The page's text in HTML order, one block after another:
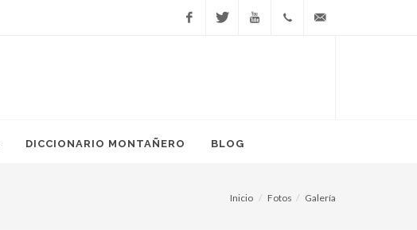
DICCIONARIO MONTAÑERO BLOG
Inicio Fotos Galería